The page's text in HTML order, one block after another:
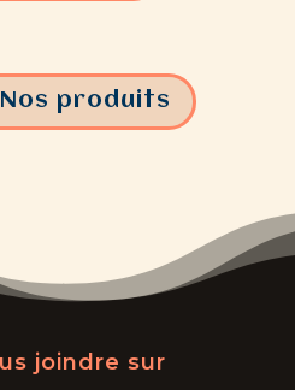
produits
joindre sur